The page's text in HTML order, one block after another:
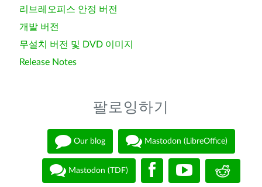
리브레오피스 안정 버전
개발 버전
무설치 버전 및 DVD 이미지
Release Notes
팔로잉하기
Our blog Mastodon (LibreOffice)
Mastodon (TDF)